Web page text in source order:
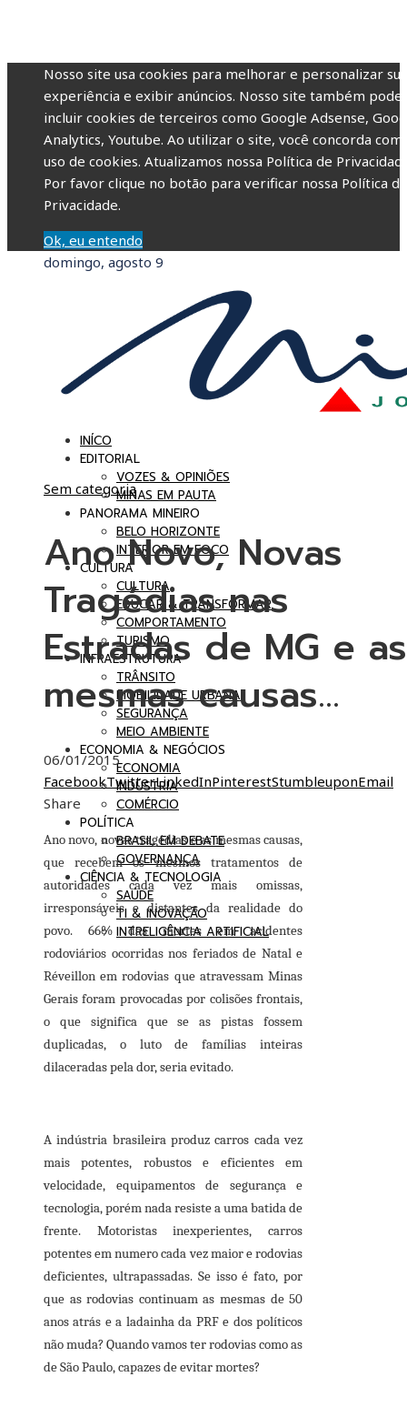
Nosso site usa cookies para melhorar e personalizar sua
experiência e exibir anúncios. Nosso site também pode
incluir cookies de terceiros como Google Adsense,
Analytics, Youtube. Ao utilizar o site, você concorda com
uso de cookies. Atualizamos nossa Política de
Por favor clique no botão para verificar nossa Política de
Privacidade.
Ok, eu entendo
domingo, agosto 9
INÍCO
EDITORIAL
VOZES & OPINIÕES
MINAS EM PAUTA
PANORAMA MINEIRO
BELO HORIZONTE
INTERIOR EM FOCO
CULTURA
CULTURA
EDUCAR & TRANSFORMAR
COMPORTAMENTO
TURISMO
INFRAESTRUTURA
TRÂNSITO
MOBILIDADE URBANA
SEGURANÇA
MEIO AMBIENTE
ECONOMIA & NEGÓCIOS
ECONOMIA
INDÚSTRIA
COMÉRCIO
POLÍTICA
BRASIL EM DEBATE
GOVERNANÇA
CIÊNCIA & TECNOLOGIA
SAÚDE
TI & INOVAÇÃO
INTRELIGÊNCIA ARTIFICIAL
Sem categoria
Ano Novo, Novas
Tragédias nas
Estradas de MG e as
mesmas causas…
06/01/2015
FacebookTwitterLinkedInPinterestStumbleuponEmail
Share
Ano novo, novas tragédias e as mesmas causas,
que recebem os mesmos tratamentos de
autoridades cada vez mais omissas,
irresponsáveis e distantes da realidade do
povo. 66% das mortes em acidentes
rodoviários ocorridas nos feriados de Natal e
Réveillon em rodovias que atravessam Minas
Gerais foram provocadas por colisões frontais,
o que significa que se as pistas fossem
duplicadas, o luto de famílias inteiras
dilaceradas pela dor, seria evitado.
A indústria brasileira produz carros cada vez
mais potentes, robustos e eficientes em
velocidade, equipamentos de segurança e
tecnologia, porém nada resiste a uma batida de
frente. Motoristas inexperientes, carros
potentes em numero cada vez maior e rodovias
deficientes, ultrapassadas. Se isso é fato, por
que as rodovias continuam as mesmas de 50
anos atrás e a ladainha da PRF e dos políticos
não muda? Quando vamos ter rodovias como as
de São Paulo, capazes de evitar mortes?